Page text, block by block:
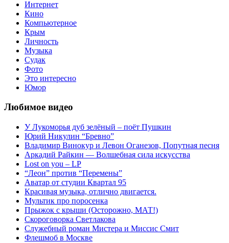
Интернет
Кино
Компьютерное
Крым
Личность
Музыка
Судак
Фото
Это интересно
Юмор
Любимое видео
У Лукоморья дуб зелёный – поёт Пушкин
Юрий Никулин “Бревно”
Владимир Винокур и Левон Оганезов, Попутная песня
Аркадий Райкин — Волшебная сила искусства
Lost on you – LP
“Леон” против “Перемены”
Аватар от студии Квартал 95
Красивая музыка, отлично двигается.
Мультик про поросенка
Прыжок с крыши (Осторожно, МАТ!)
Скороговорка Светлакова
Служебный роман Мистера и Миссис Смит
Флешмоб в Москве